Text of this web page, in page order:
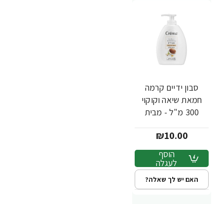
סבון ידיים קרמה
חמאת שיאה וקוקוי
300 מ"ל - מבית
₪10.00
הוסף
לעגלה
האם יש לך שאלה?